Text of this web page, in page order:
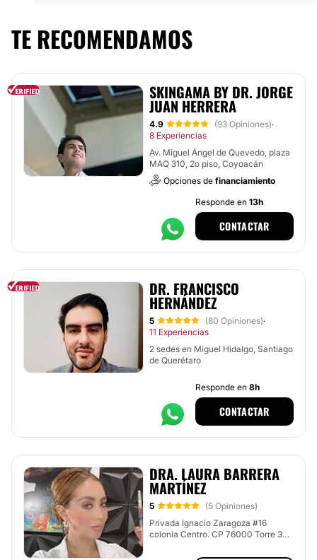
TE RECOMENDAMOS
SKINGAMA BY DR. JORGE
JUAN HERRERA
4.9 (93 Opiniones)·
8 Experiencias
Av. Miguel Ángel de Quevedo, plaza
MAQ 310, 2o piso, Coyoacán
Opciones de financiamiento
Responde en 13h
CONTACTAR
DR. FRANCISCO
HERNÁNDEZ
5 (80 Opiniones)·
11 Experiencias
2 sedes en Miguel Hidalgo, Santiago
de Querétaro
Responde en 8h
CONTACTAR
DRA. LAURA BARRERA
MARTÍNEZ
5
(5 Opiniones)
Privada Ignacio Zaragoza #16
colonia Centro. CP 76000 Torre 3
de Querétaro, Querétaro